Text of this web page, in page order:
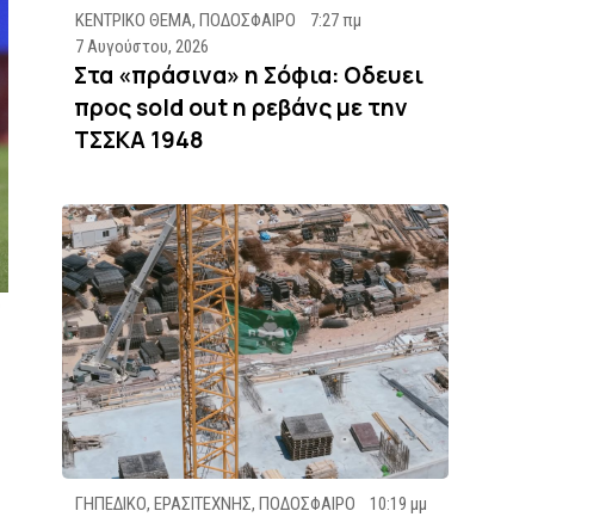
ΚΕΝΤΡΙΚΟ ΘΕΜΑ, ΠΟΔΟΣΦΑΙΡΟ
7:27 πμ
7 Αυγούστου, 2026
Στα «πράσινα» η Σόφια: Οδευει
προς sold out η ρεβάνς με την
ΤΣΣΚΑ 1948
ΓΗΠΕΔΙΚΟ, ΕΡΑΣΙΤΕΧΝΗΣ, ΠΟΔΟΣΦΑΙΡΟ
10:19 μμ